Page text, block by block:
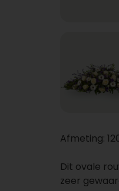
Afmeting:
Dit ovale
zeer